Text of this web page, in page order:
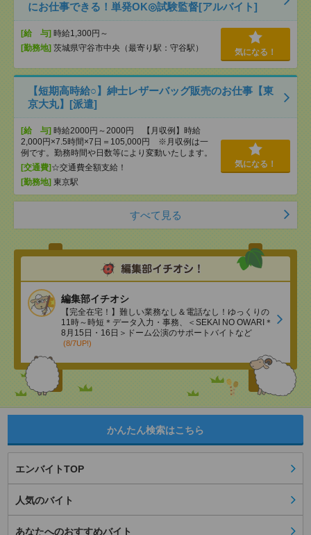
にお仕事できる！単発OK◎試験監督[アルバイト]
[給 与] 時給1,300円～
[勤務地] 茨城県守谷市中央（最寄り駅：守谷駅） 気になる！
【短期高時給○】紳士レザーバッグ販売のお仕事【東
京大丸】[派遣]
[給 与] 時給2000円～2000円 【月収例】時給
2,000円×7.5時間×7日＝105,000円 ※月収例は一
例です。勤務時間や日数等により変動いたします。
[交通費] ☆交通費全額支給！
[勤務地] 東京駅
気になる！
すべて見る
編集部イチオシ
【完全在宅！】難しい業務なし＆電話なし！ゆっくりの
11時～時短＊データ入力・事務、＜SEKAI NO OWARI＊
8月15日・16日＞ドーム公演のサポートバイトなど
(8/7UP!)
かんたん検索はこちら
エンバイトTOP
人気のバイト
あなたへのおすすめバイト